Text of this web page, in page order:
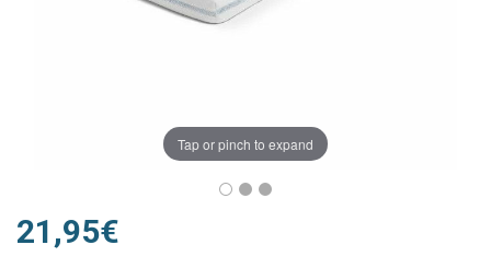
Tap or pinch to expand
21,95€